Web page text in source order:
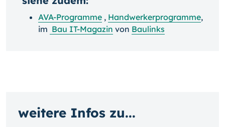
AVA-Programme , Handwerkerprogramme,
im Bau IT-Magazin von Baulinks
weitere Infos zu...